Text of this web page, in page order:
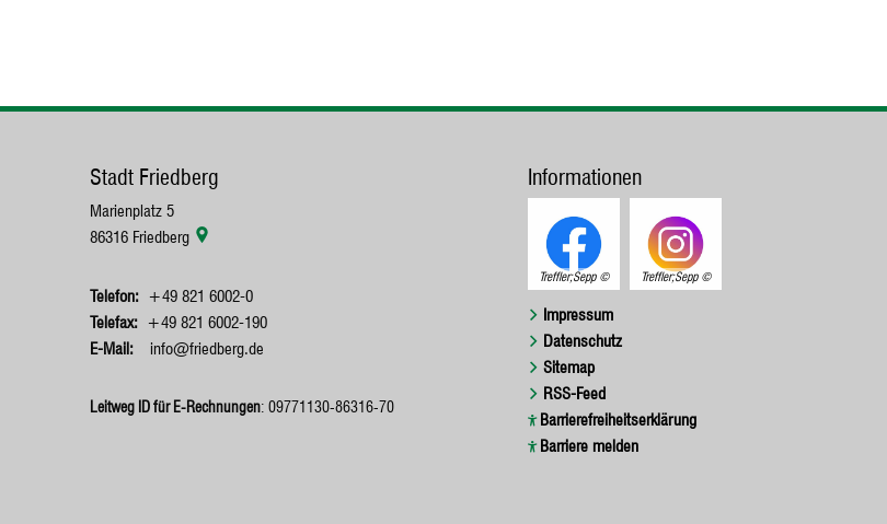
Stadt Friedberg
Marienplatz 5
86316 Friedberg
+49 821 6002-0
+49 821 6002-190
info@friedberg.de
Leitweg ID für E-Rechnungen: 09771130-86316-70
Informationen
Treffler;Sepp Treffler;Sepp
Impressum
Datenschutz
Sitemap
RSS-Feed
Barrierefreiheitserklärung
Barriere melden